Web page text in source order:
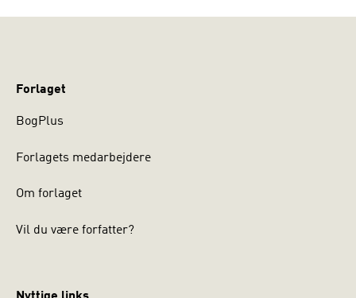
Forlaget
BogPlus
Forlagets medarbejdere
Om forlaget
Vil du være forfatter?